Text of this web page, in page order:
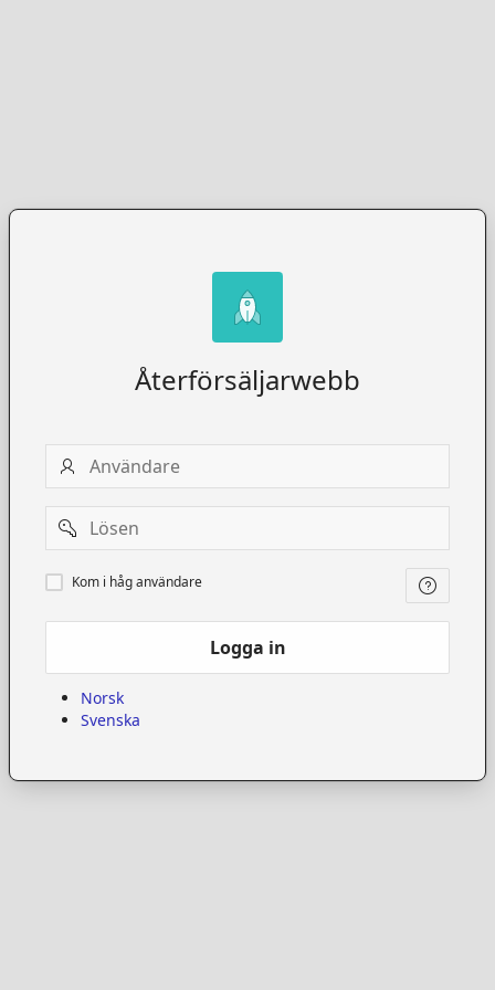
Återförsäljarwebb
Användare
Password
Kom
i
Kom i håg användare
Logga in
Norsk
Svenska